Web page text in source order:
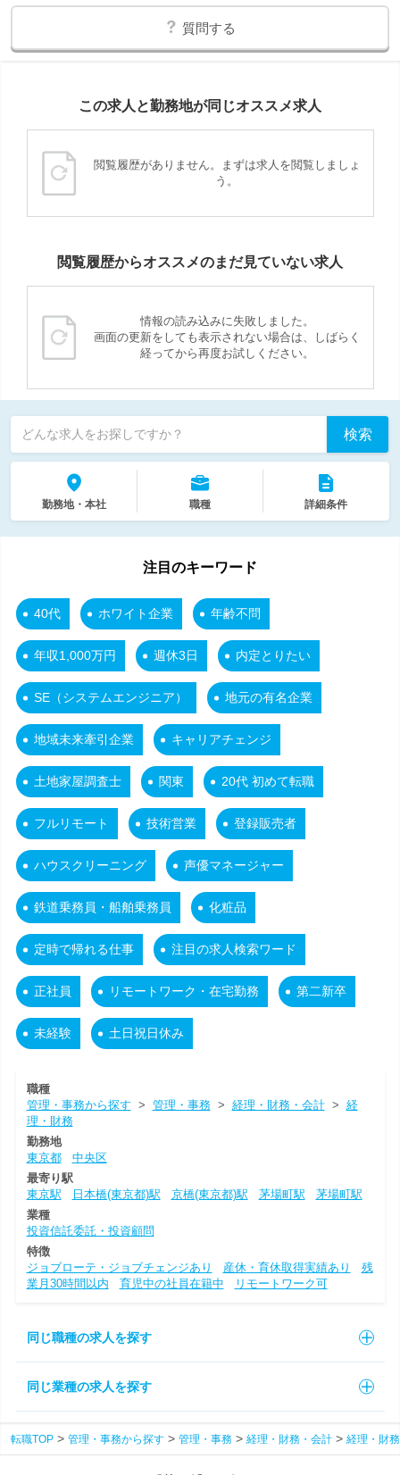
質問する
この求人と勤務地が同じオススメ求人
閲覧履歴がありません。まずは求人を閲覧しましょ
う。
閲覧履歴からオススメのまだ見ていない求人
情報の読み込みに失敗しました。
画面の更新をしても表示されない場合は、しばらく
経ってから再度お試しください。
どんな求人をお探しですか？ 検索
勤務地・本社 職種 詳細条件
注目のキーワード
40代 ホワイト企業 年齢不問
年収1,000万円 週休3日 内定とりたい
SE（システムエンジニア） 地元の有名企業
地域未来牽引企業 キャリアチェンジ
土地家屋調査士 関東 20代 初めて転職
フルリモート 技術営業 登録販売者
ハウスクリーニング 声優マネージャー
鉄道乗務員・船舶乗務員 化粧品
定時で帰れる仕事 注目の求人検索ワード
正社員 リモートワーク・在宅勤務 第二新卒
未経験 土日祝日休み
職種
管理・事務から探す > 管理・事務> 経理・財務・会計> 経
理・財務
勤務地
東京都
中央区
最寄り駅
東京駅
日本橋(東京都)駅 京橋(東京都)駅 茅場町駅
茅場町駅
業種
投資信託委託・投資顧問
特徴
ジョブローテ・ジョブチェンジあり
産休・育休取得実績あり
残
業月30時間以内
育児中の社員在籍中 リモートワーク可
同じ職種の求人を探す
同じ業種の求人を探す
転職TOP 管理・事務から探す 管理・事務 経理・財務・会計 経理・財務